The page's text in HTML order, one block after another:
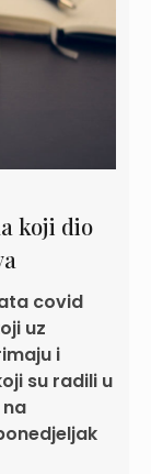
koji dio
covid
uz
i
su radili u